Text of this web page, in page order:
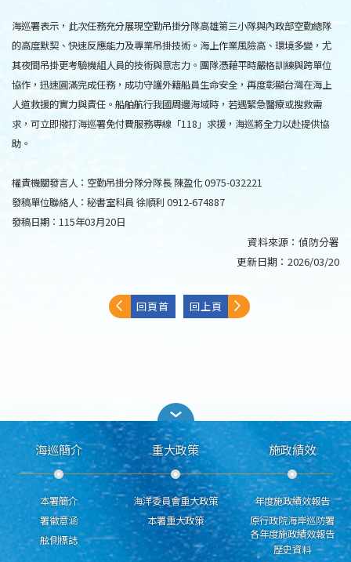
海巡署表示，此次任務充分展現空勤吊掛分隊高雄第三小隊與內政部空勤總隊
的高度默契、快速反應能力及專業吊掛技術。海上作業風險高、環境多變，尤
其夜間吊掛更考驗機組人員的技術與意志力。團隊憑藉平時嚴格訓練與跨單位
協作，迅速圓滿完成任務，成功守護外籍船員生命安全，再度彰顯台灣在海上
人道救援的實力與責任。船舶航行我國周邊海域時，若遇緊急醫療或搜救需
求，可立即撥打海巡署免付費服務專線「118」求援，海巡將全力以赴提供協
助。
權責機關發言人：空勤吊掛分隊分隊長 陳盈化 0975-032221
發稿單位聯絡人：秘書室科員 徐順利 0912-674887
發稿日期：115年03月20日
資料來源： 偵防分署
更新日期： 2026/03/20
回頁首 回上頁
海巡簡介
本署簡介
署徽意涵
舷側標誌
重大政策
海洋委員會重大政策
本署重大政策
施政績效
年度施政績效報告
原行政院海岸巡防署
各年度施政績效報告
歷史資料